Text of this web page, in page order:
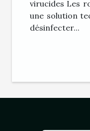
virucides Les
une solution
désinfecter...